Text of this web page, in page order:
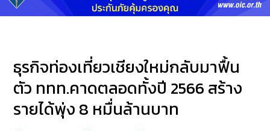
ธุรกิจท่องเที่ยวเชียงใหม่กลับมาฟื้น
ตัว ททท.คาดตลอดทั้งปี 2566 สร้าง
รายได้พุ่ง 8 หมื่นล้านบาท